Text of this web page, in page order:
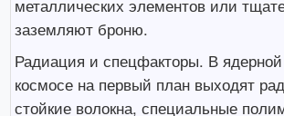
металлических элементов или
заземляют броню.
Радиация и спецфакторы. В ядерной
космосе на первый план выходят
стойкие волокна, специальные